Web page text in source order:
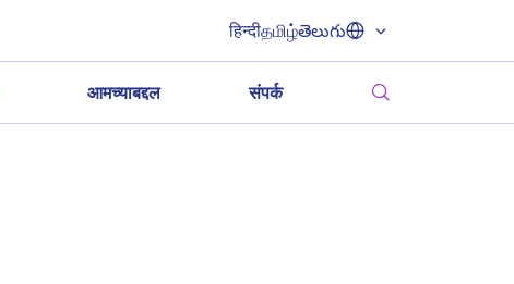
हिन्दीதமிழ்తెలుగు
आमच्याबद्दल संपर्क